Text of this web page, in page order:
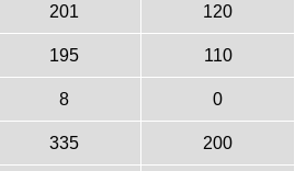
201 120
195 110
8 0
335 200